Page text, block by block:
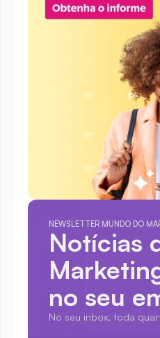
NEWSLETTER MUNDO DO
Notícias
no seu
No seu inbox, toda